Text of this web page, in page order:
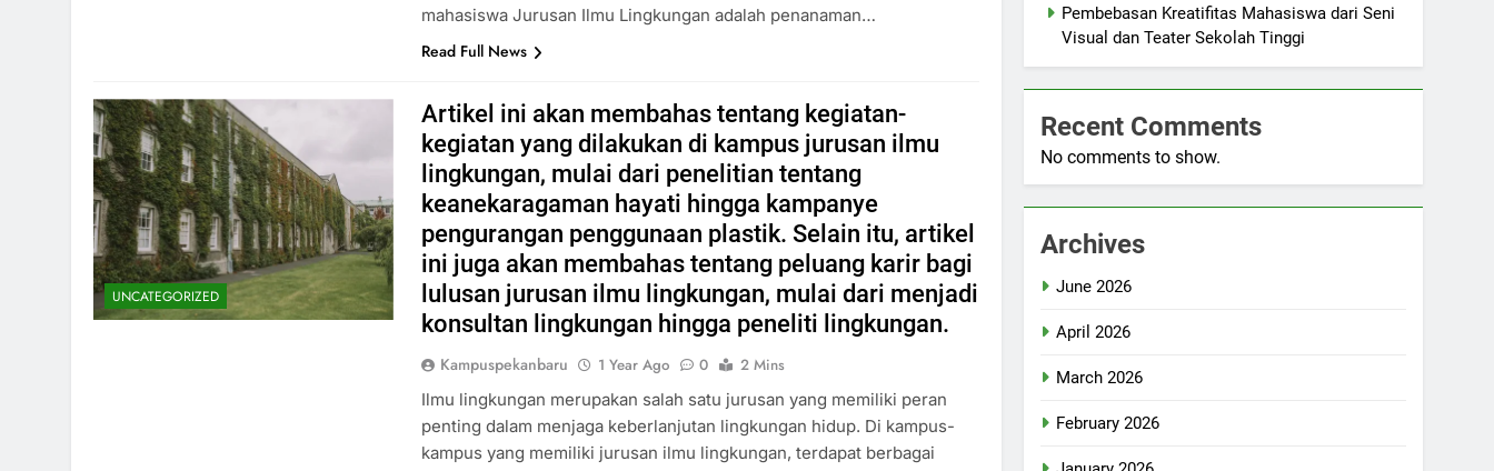
mahasiswa Jurusan Ilmu Lingkungan adalah penanaman…
Read Full News
UNCATEGORIZED
Artikel ini akan membahas tentang kegiatan-
kegiatan yang dilakukan di kampus jurusan ilmu
lingkungan, mulai dari penelitian tentang
keanekaragaman hayati hingga kampanye
pengurangan penggunaan plastik. Selain itu, artikel
ini juga akan membahas tentang peluang karir bagi
lulusan jurusan ilmu lingkungan, mulai dari menjadi
konsultan lingkungan hingga peneliti lingkungan.
Kampuspekanbaru 1 Year Ago 0
2 Mins
Ilmu lingkungan merupakan salah satu jurusan yang memiliki peran
penting dalam menjaga keberlanjutan lingkungan hidup. Di kampus-
kampus yang memiliki jurusan ilmu lingkungan, terdapat berbagai
Pembebasan Kreatifitas Mahasiswa dari Seni
Visual dan Teater Sekolah Tinggi
Recent Comments
No comments to show.
Archives
June 2026
April 2026
March 2026
February 2026